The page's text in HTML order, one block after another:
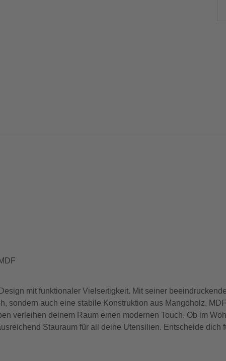
mit funktionaler Vielseitigkeit. Mit seiner
sondern auch eine stabile Konstruktion aus Mangoholz,
verleihen deinem Raum einen modernen Touch. Ob im
Stauraum für all deine Utensilien. Entscheide dich